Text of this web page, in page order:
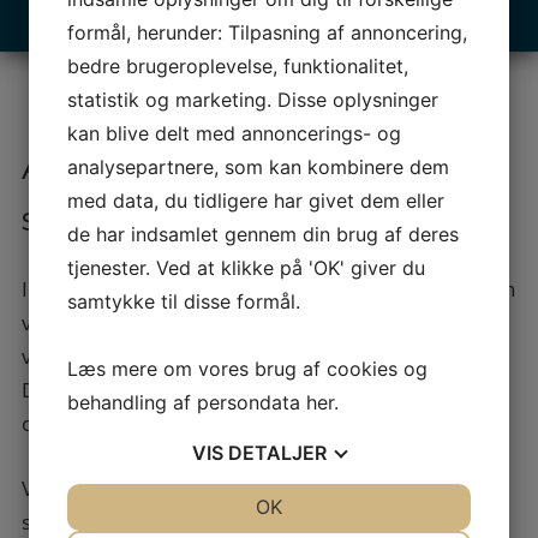
Affugtning der styrker
skimmelsanering
I mange tilfælde er affugtning
en nødvendig del af en
vellykket skimmelsanering. Ved forhøjet fugt sørger
vi for effektiv udtørring og udlejning af affugtere. I
Danstrup oplever vi især problemer i bindingsværk
og nyere parcelhuse nær Danstrup Hegn.
Vi har over 20 års erfaring med fugt og vandskader,
skimmelsvamp og indeklima. Vi vurderer kældre og
formål, herunder: Tilpasning af annoncering,
bedre brugeroplevelse, funktionalitet,
statistik og marketing. Disse oplysninger
kan blive delt med annoncerings- og
analysepartnere, som kan kombinere dem
med data, du tidligere har givet dem eller
de har indsamlet gennem din brug af deres
tjenester. Ved at klikke på 'OK' giver du
samtykke til disse formål.
Læs mere om vores brug af cookies og
behandling af persondata her.
VIS DETALJER
OK